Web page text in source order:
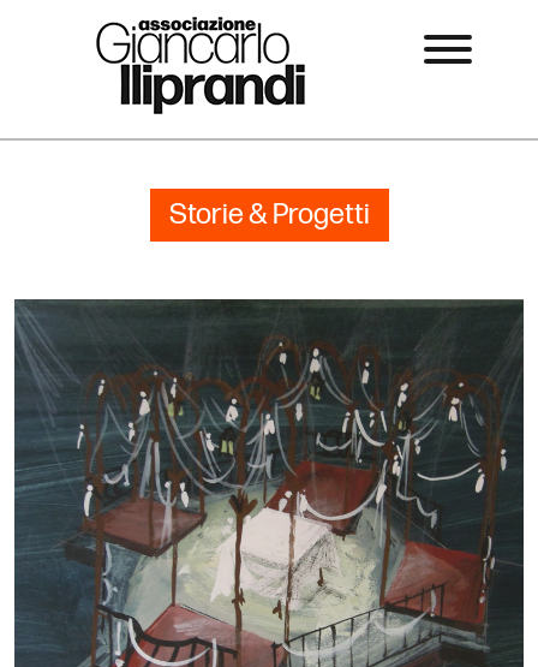
Storie & Progetti